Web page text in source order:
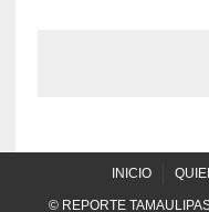
INICIO
© REPORTE